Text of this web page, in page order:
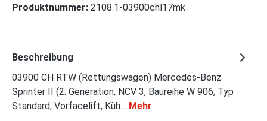
Produktnummer: 2108.1-03900chl17mk
Beschreibung
03900 CH RTW (Rettungswagen) Mercedes-Benz
Sprinter II (2. Generation, NCV 3, Baureihe W 906, Typ
Standard, Vorfacelift, Küh… Mehr